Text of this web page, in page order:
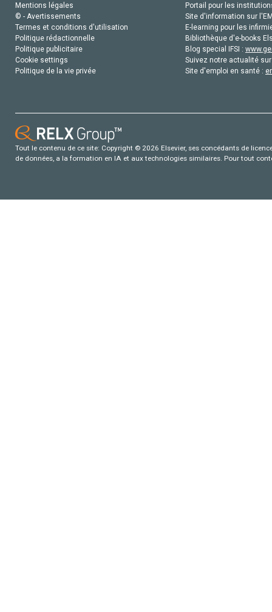
Mentions légales
© - Avertissements
Termes et conditions d'utilisation
Politique rédactionnelle
Politique publicitaire
Cookie settings
Politique de la vie privée
Portail pour les
Site d'information sur
E-learning pour les
Bibliothèque d'e-books
Blog special IFSI :
Suivez notre actualité
Site d'emploi en santé :
Tout le contenu de ce site: Copyright © 2026 Elsevier, ses concédants de
de données, a la formation en IA et aux technologies similaires. Pour tout